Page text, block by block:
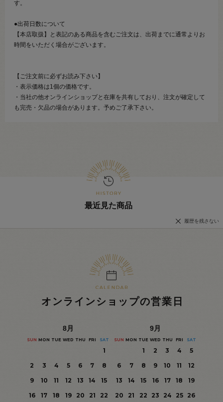
す。
●出荷日数について
【本店取扱】と表記のある商品を含むご注文は、出荷までに通常よりお
時間をいただく場合がございます。
【ご注文前に必ずお読み下さい】
・表示価格は1個の価格です。
・当社の他オンラインショップと在庫を共有しており、注文が確定して
も完売・欠品の場合があります。予めご了承下さい。
最近見た商品
履歴を残さない
オンラインショップの営業日
8月
SUN MON TUE WED THU FRI SAT
1
2
3 4 5 6 7
8
9
10 11 12 13 14
15
16
17 18 19 20 21
22
9月
SUN MON TUE WED THU FRI SAT
1 2 3 4
5
6
7 8 9 10 11
12
13
14 15 16 17 18
19
20
21 22 23 24 25
26